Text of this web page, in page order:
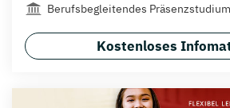
Berufsbegleitendes Präsenzstudium
Kostenloses